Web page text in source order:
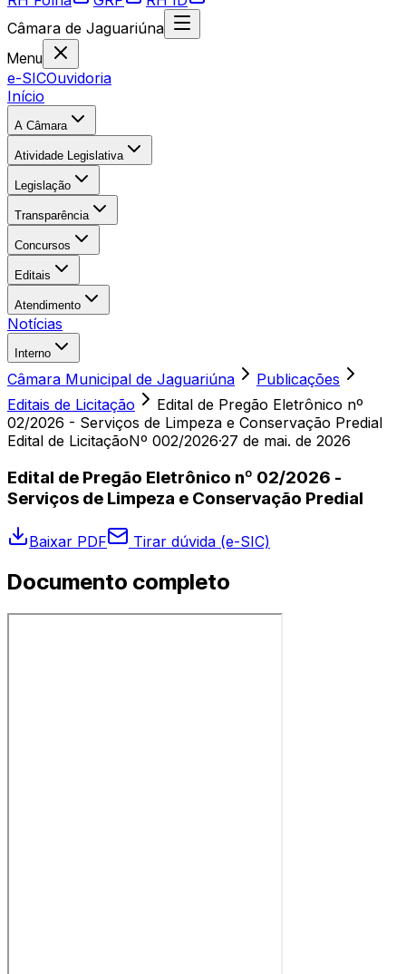
Câmara de Jaguariúna
Menu
e-SICOuvidoria
Início
A Câmara
Atividade Legislativa
Legislação
Transparência
Concursos
Editais
Atendimento
Notícias
Interno
Câmara Municipal de Jaguariúna
Publicações
Editais de Licitação
Edital de Pregão Eletrônico nº
02/2026 - Serviços de Limpeza e Conservação Predial
Edital de LicitaçãoNº 002/2026·27 de mai. de 2026
Edital de Pregão Eletrônico nº 02/2026 -
Serviços de Limpeza e Conservação Predial
Baixar PDF Tirar dúvida (e-SIC)
Documento completo